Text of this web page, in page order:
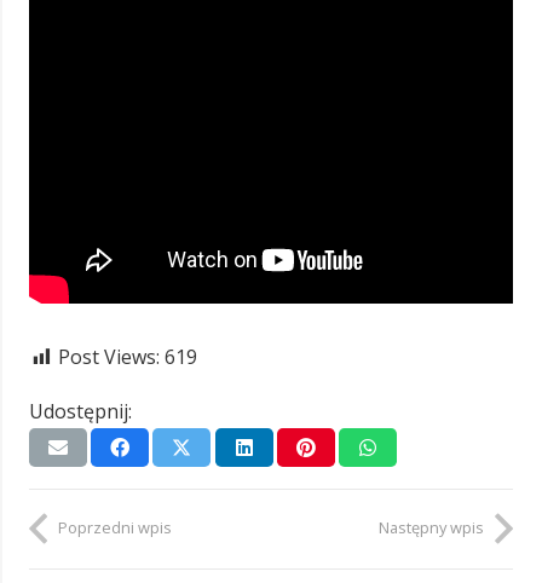
Post Views: 619
Udostępnij:
Poprzedni wpis Następny wpis